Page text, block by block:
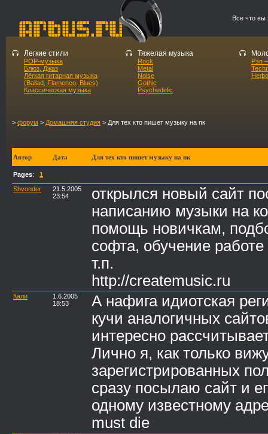
Все что вы
Легкие стили
POP-музыка
Блюз, Джаз
Лёгкая гитарная музыка
(Ballad, Flamenco, Blues)
Классическая музыка
Тяжелая музыка
Rock
Metal
Noise
Gothic
Psychedelic
Рэп
> форум > Домашняя студия > Для тех кто пишет музыку на пк
Автор Дата Для тех кто пишет музыку на пк
Pages: 1
Shvonder
21.5.2005
23:54
открылся новый сайт
написанию музыки на
помощь новичкам,
софта, обучение
т.п.
http://createmusic.ru
Кали
1.6.2005
18:53
А нафига идиотская
кучи аналогичных
интересно
Лично я, как только
зарегистрированных
сразу посылаю сайт и
одному известному
must die